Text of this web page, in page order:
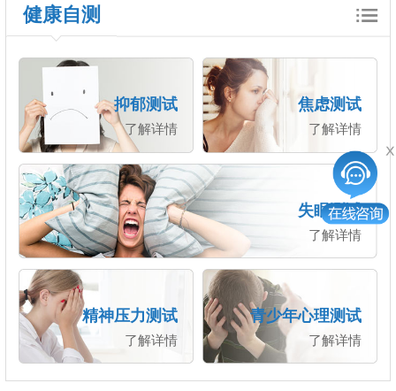
健康自测
抑郁测试
了解详情
焦虑测试
了解详情
失眠测试
了解详情
精神压力测试
了解详情
青少年心理测试
了解详情